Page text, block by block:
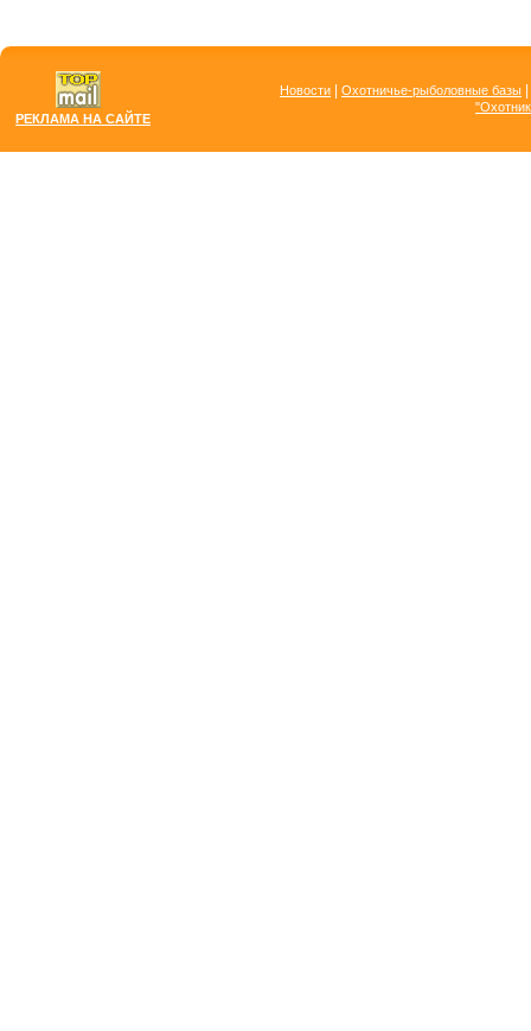
РЕКЛАМА НА САЙТЕ
Новости Охотничье-рыболовные базы